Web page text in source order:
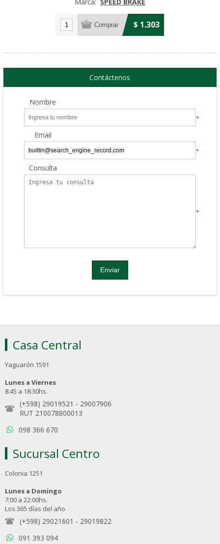
$ 1.303
Contáctenos
Nombre
*
Email
*
Consulta
*
Casa Central
Yaguarón 1591
Lunes a Viernes
8:45 a 18:30hs.
(+598) 29019521 - 29007906
RUT 210078800013
098 366 670
Sucursal Centro
Colonia 1251
Lunes a Domingo
7:00 a 22:00hs.
Los 365 días del año
(+598) 29021601 - 29019822
091 393 094